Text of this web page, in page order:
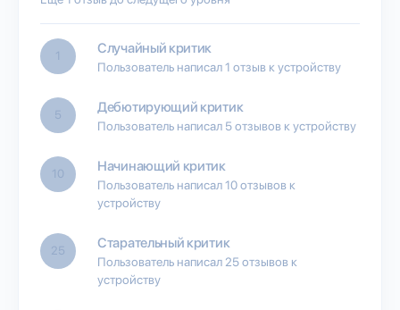
1 Случайный критик
Пользователь написал 1 отзыв к устройству
5 Дебютирующий критик
Пользователь написал 5 отзывов к устройству
10 Начинающий критик
Пользователь написал 10 отзывов к
устройству
25 Старательный критик
Пользователь написал 25 отзывов к
устройству